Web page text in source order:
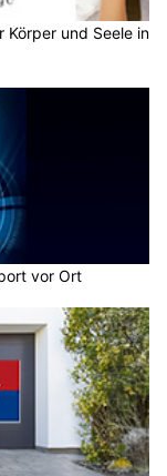
Körper und Seele in
vor Ort